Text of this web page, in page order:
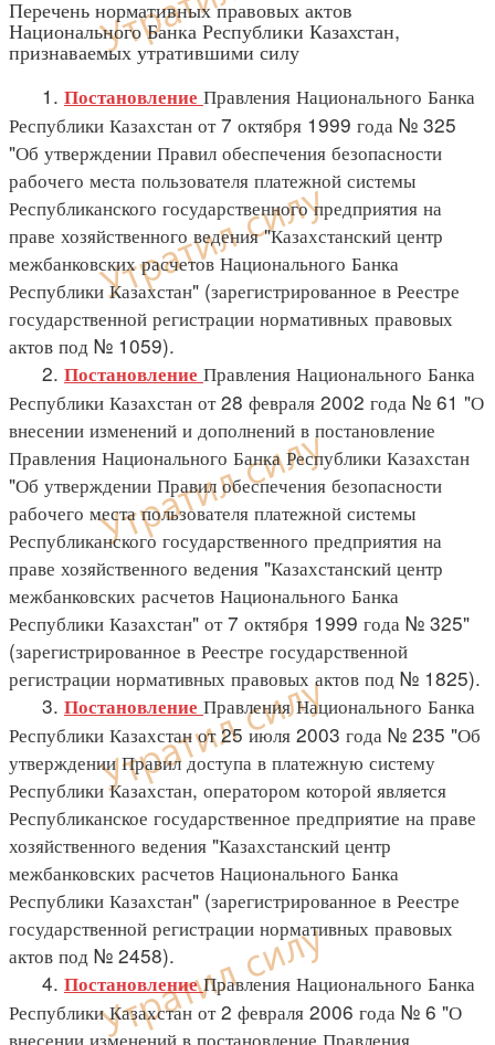
Перечень нормативных правовых актов
Национального Банка Республики Казахстан,
признаваемых утратившими силу
1. Постановление Правления Национального Банка
Республики Казахстан от 7 октября 1999 года № 325
"Об утверждении Правил обеспечения безопасности
рабочего места пользователя платежной системы
Республиканского государственного предприятия на
праве хозяйственного ведения "Казахстанский центр
межбанковских расчетов Национального Банка
Республики Казахстан" (зарегистрированное в Реестре
государственной регистрации нормативных правовых
актов под № 1059).
2. Постановление Правления Национального Банка
Республики Казахстан от 28 февраля 2002 года № 61 "О
внесении изменений и дополнений в постановление
Правления Национального Банка Республики Казахстан
"Об утверждении Правил обеспечения безопасности
рабочего места пользователя платежной системы
Республиканского государственного предприятия на
праве хозяйственного ведения "Казахстанский центр
межбанковских расчетов Национального Банка
Республики Казахстан" от 7 октября 1999 года № 325"
(зарегистрированное в Реестре государственной
регистрации нормативных правовых актов под № 1825).
3. Постановление Правления Национального Банка
Республики Казахстан от 25 июля 2003 года № 235 "Об
утверждении Правил доступа в платежную систему
Республики Казахстан, оператором которой является
Республиканское государственное предприятие на праве
хозяйственного ведения "Казахстанский центр
межбанковских расчетов Национального Банка
Республики Казахстан" (зарегистрированное в Реестре
государственной регистрации нормативных правовых
актов под № 2458).
4. ПостановлениеПравления Национального Банка
Республики Казахстан от 2 февраля 2006 года № 6 "О
внесении изменений в постановление Правления